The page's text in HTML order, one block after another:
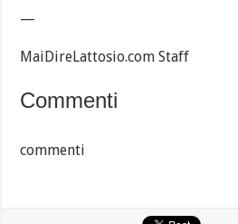
—
MaiDireLattosio.com Staff
Commenti
commenti